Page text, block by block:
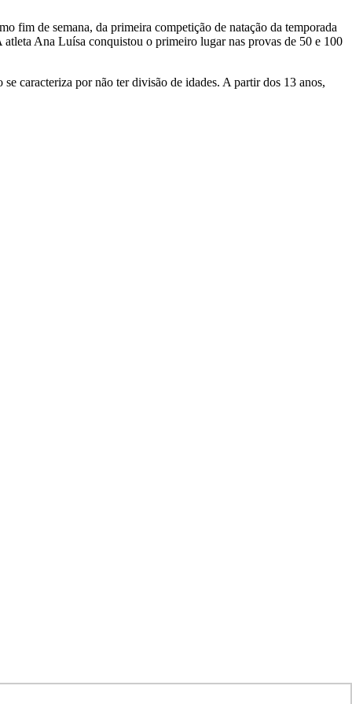
fim de semana, da primeira competição de natação da temporada
Ana Luísa conquistou o primeiro lugar nas provas de 50 e 100
caracteriza por não ter divisão de idades. A partir dos 13 anos,